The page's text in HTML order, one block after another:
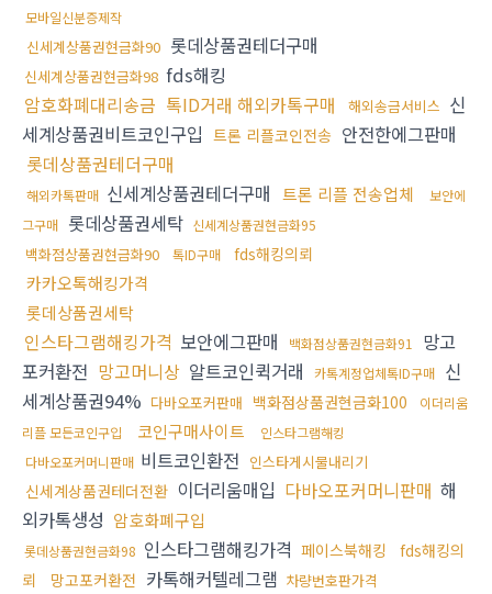
모바일신분증제작
신세계상품권현금화90 롯데상품권테더구매
신세계상품권현금화98 fds해킹
암호화폐대리송금 톡ID거래 해외카톡구매 해외송금서비스 신
세계상품권비트코인구입 트론 리플코인전송 안전한에그판매
롯데상품권테더구매
해외카톡판매 신세계상품권테더구매 트론 리플 전송업체
보안에
그구매 롯데상품권세탁 신세계상품권현금화95
백화점상품권현금화90 톡ID구매 fds해킹의뢰
카카오톡해킹가격
롯데상품권세탁
인스타그램해킹가격 보안에그판매 백화점상품권현금화91
망고
포커환전 망고머니상 알트코인퀵거래 카톡계정업체톡ID구매 신
세계상품권94% 다바오포커판매 백화점상품권현금화100
이더리움
리플 모든코인구입
코인구매사이트
인스타그램해킹
다바오포커머니판매 비트코인환전 인스타게시물내리기
신세계상품권테더전환 이더리움매입 다바오포커머니판매 해
외카톡생성 암호화폐구입
롯데상품권현금화98 인스타그램해킹가격 페이스북해킹
fds해킹의
뢰
망고포커환전 카톡해커텔레그램 차량번호판가격